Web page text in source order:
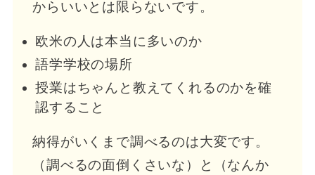
からいいとは限らないです。
欧米の人は本当に多いのか
語学学校の場所
授業はちゃんと教えてくれるのかを確
認すること
納得がいくまで調べるのは大変です。
（調べるの面倒くさいな）と（なんか